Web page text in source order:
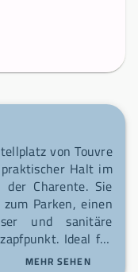
von Touvre
Halt im
Charente. Sie
Parken, einen
und sanitäre
Ideal für
zu
MEHR SEHEN